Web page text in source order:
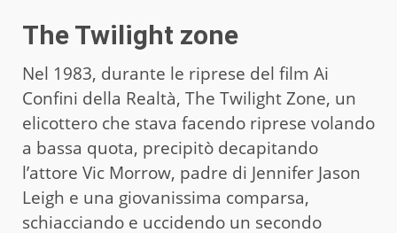
The Twilight zone
Nel 1983, durante le riprese del film Ai
Confini della Realtà, The Twilight Zone, un
elicottero che stava facendo riprese volando
a bassa quota, precipitò decapitando
l’attore Vic Morrow, padre di Jennifer Jason
Leigh e una giovanissima comparsa,
schiacciando e uccidendo un secondo